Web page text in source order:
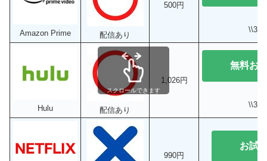
Amazon Prime 配信あり
500円
\\30
Hulu 配信あり
1,026円
無料お
\\31
990円
お試
スクロールできます